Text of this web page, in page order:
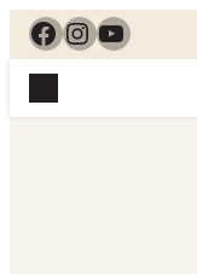
Facebook
Instagram
YouTube